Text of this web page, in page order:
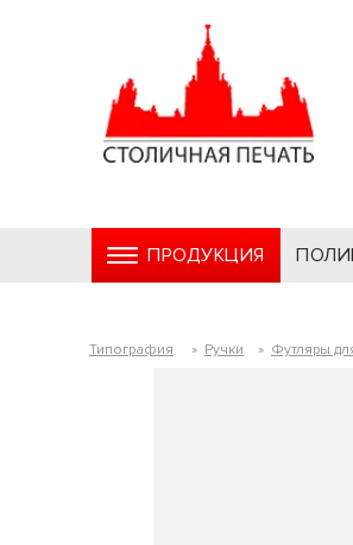
ПРОДУКЦИЯ
Типография » Ручки » Футляры